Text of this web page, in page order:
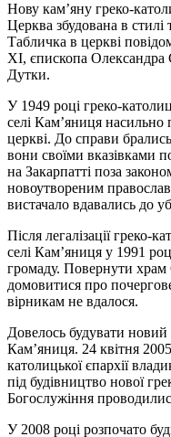
Нову кам’яну греко-
Церква збудована в стилі
Табличка в церкві
ХІ, єпископа
Дутки.
У 1949 році греко-
селі Кам’яниця насильно
церкві. До справи
вони своїми вказівками
на Закарпатті поза
новоутвореним
вистачало вдавались до
Після легалізації греко-
селі Кам’яниця у 1991
громаду. Повернути храм
домовитися про
вірникам не вдалося.
Довелось будувати
Кам’яниця. 24 квітня
католицької єпархії
під будівництво нової
Богослужіння
У 2008 році розпочато